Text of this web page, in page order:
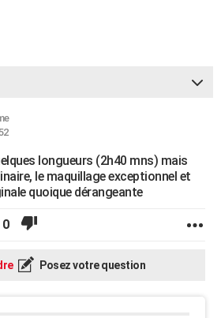
longueurs (2h40 mns) mais
le maquillage exceptionnel et
quoique dérangeante
0
Posez votre question